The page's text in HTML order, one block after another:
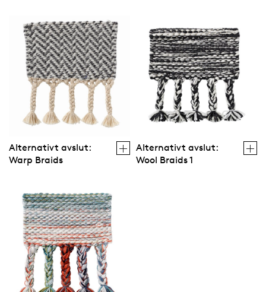
Alternativt avslut:
Warp Braids
Alternativt avslut:
Wool Braids 1